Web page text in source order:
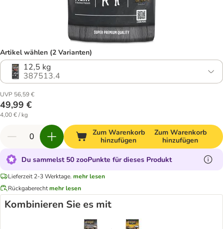
Artikel wählen (2 Varianten)
12,5 kg
387513.4
UVP 56,59 €
49,99 €
4,00 € / kg
Zum Warenkorb
hinzufügen
Zum Warenkorb
hinzufügen
Du sammelst 50 zooPunkte für dieses Produkt
Lieferzeit 2-3 Werktage. mehr lesen
Rückgaberechtmehr lesen
Kombinieren Sie es mit